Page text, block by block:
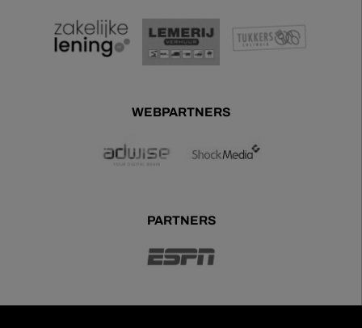
WEBPARTNERS
PARTNERS